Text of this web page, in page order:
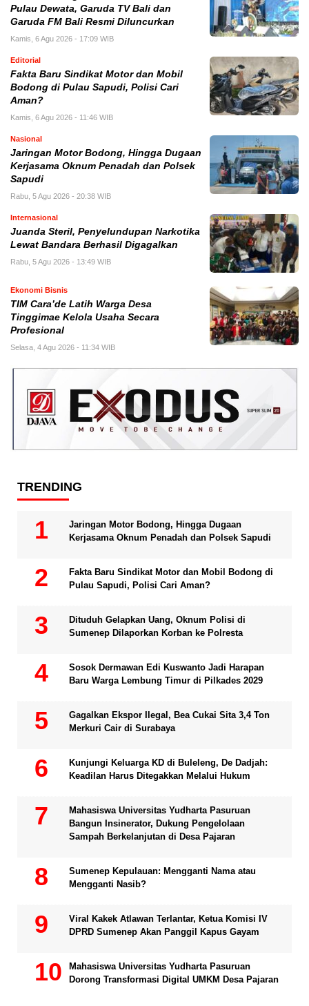
Pulau Dewata, Garuda TV Bali dan
Garuda FM Bali Resmi Diluncurkan
Kamis, 6 Agu 2026 - 17:09 WIB
Editorial
Fakta Baru Sindikat Motor dan Mobil
Bodong di Pulau Sapudi, Polisi Cari
Aman?
Kamis, 6 Agu 2026 - 11:46 WIB
Nasional
Jaringan Motor Bodong, Hingga Dugaan
Kerjasama Oknum Penadah dan Polsek
Sapudi
Rabu, 5 Agu 2026 - 20:38 WIB
Internasional
Juanda Steril, Penyelundupan Narkotika
Lewat Bandara Berhasil Digagalkan
Rabu, 5 Agu 2026 - 13:49 WIB
Ekonomi Bisnis
TIM Cara’de Latih Warga Desa
Tinggimae Kelola Usaha Secara
Profesional
Selasa, 4 Agu 2026 - 11:34 WIB
TRENDING
Jaringan Motor Bodong, Hingga Dugaan
Kerjasama Oknum Penadah dan Polsek Sapudi
Fakta Baru Sindikat Motor dan Mobil Bodong di
Pulau Sapudi, Polisi Cari Aman?
Dituduh Gelapkan Uang, Oknum Polisi di
Sumenep Dilaporkan Korban ke Polresta
Sosok Dermawan Edi Kuswanto Jadi Harapan
Baru Warga Lembung Timur di Pilkades 2029
Gagalkan Ekspor Ilegal, Bea Cukai Sita 3,4 Ton
Merkuri Cair di Surabaya
Kunjungi Keluarga KD di Buleleng, De Dadjah:
Keadilan Harus Ditegakkan Melalui Hukum
Mahasiswa Universitas Yudharta Pasuruan
Bangun Insinerator, Dukung Pengelolaan
Sampah Berkelanjutan di Desa Pajaran
Sumenep Kepulauan: Mengganti Nama atau
Mengganti Nasib?
Viral Kakek Atlawan Terlantar, Ketua Komisi IV
DPRD Sumenep Akan Panggil Kapus Gayam
Mahasiswa Universitas Yudharta Pasuruan
Dorong Transformasi Digital UMKM Desa Pajaran